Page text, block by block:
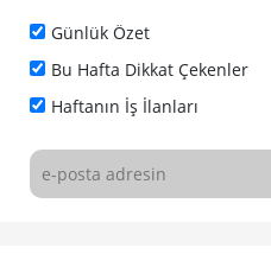
Günlük Özet
Bu Hafta Dikkat Çekenler
Haftanın İş İlanları